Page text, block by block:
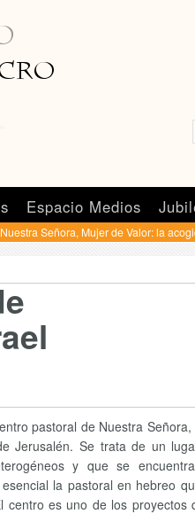
Espacio Medios
Señora, Mujer de Valor: la
pastoral de Nuestra
Jerusalén. Se trata de un
y que se
la pastoral en hebreo
es uno de los proyectos